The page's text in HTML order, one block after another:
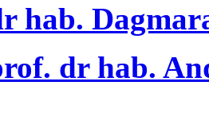
hab.
dr hab.